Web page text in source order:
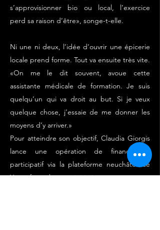
s’approvisionner bio ou local, l’exercice
perd sa raison d’être», songe-t-elle.
Ni une ni deux, l’idée d’ouvrir une épicerie
locale prend forme. Tout va ensuite très vite.
«On me le dit souvent, avoue cette
assistante médicale de formation. Je suis
quelqu’un qui va droit au but. Si je veux
quelque chose, j’essaie de me donner les
moyens d’y arriver.»
Pour atteindre son objectif, Claudia Giorgis
lance une opération de financement
participatif via la plateforme neuchâteloise
Yeswefarm.ch, une initiative consacrée aux